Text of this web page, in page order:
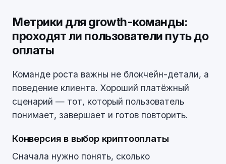
Метрики для growth-команды:
проходят ли пользователи путь до
оплаты
Команде роста важны не блокчейн-детали, а
поведение клиента. Хороший платёжный
сценарий — тот, который пользователь
понимает, завершает и готов повторить.
Конверсия в выбор криптооплаты
Сначала нужно понять, сколько